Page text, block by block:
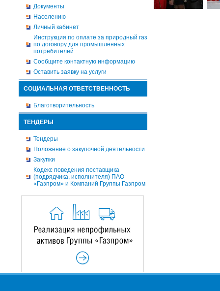
Документы
Населению
Личный кабинет
Инструкция по оплате за природный газ
по договору для промышленных
потребителей
Сообщите контактную информацию
Оставить заявку на услуги
СОЦИАЛЬНАЯ ОТВЕТСТВЕННОСТЬ
Благотворительность
ТЕНДЕРЫ
Тендеры
Положение о закупочной деятельности
Закупки
Кодекс поведения поставщика
(подрядчика, исполнителя) ПАО
«Газпром» и Компаний Группы Газпром